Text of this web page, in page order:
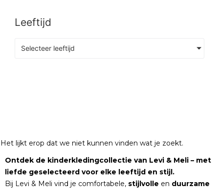
Leeftijd
Selecteer leeftijd
Het lijkt erop dat we niet kunnen vinden wat je zoekt.
Ontdek de kinderkledingcollectie van Levi & Meli – met
liefde geselecteerd voor elke leeftijd en stijl.
Bij Levi & Meli vind je comfortabele, stijlvolle en duurzame